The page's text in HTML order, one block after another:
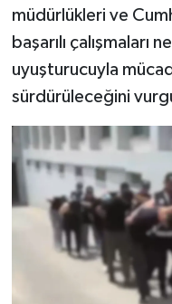
müdürlükleri ve
başarılı
uyuşturucuyla
sürdürüleceğini